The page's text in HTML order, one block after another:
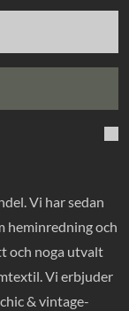
Vi har sedan
heminredning och
och noga utvalt
Vi erbjuder
& vintage-